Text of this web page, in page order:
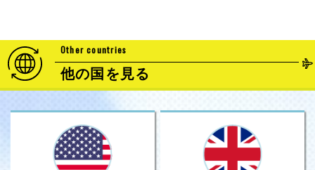
Other countries
他の国を見る